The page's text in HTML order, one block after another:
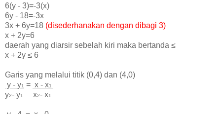
6(y - 3)=-3(x)
6y - 18=-3x
3x + 6y=18 (disederhanakan dengan dibagi 3)
x + 2y=6
daerah yang diarsir sebelah kiri maka bertanda ≤
x + 2y ≤ 6
Garis yang melalui titik (0,4) dan (4,0)
y - y1 = x - x1
y2- y1 x2- x1